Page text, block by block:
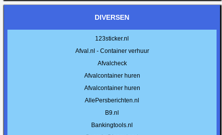
DIVERSEN
123sticker.nl
Afval.nl - Container verhuur
Afvalcheck
Afvalcontainer huren
Afvalcontainer huren
AllePersberichten.nl
B9.nl
Bankingtools.nl